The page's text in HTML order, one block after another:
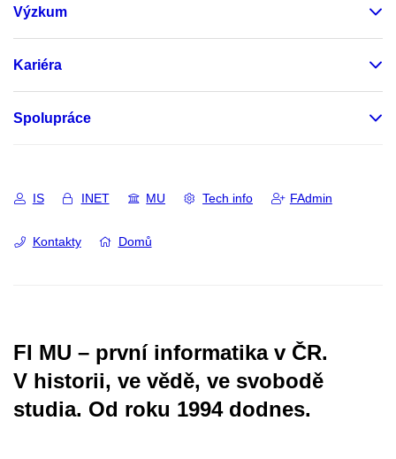
Výzkum
Kariéra
Spolupráce
IS INET MU Tech info FAdmin
Kontakty Domů
FI MU – první informatika v ČR.
V historii, ve vědě, ve svobodě
studia. Od roku 1994 dodnes.